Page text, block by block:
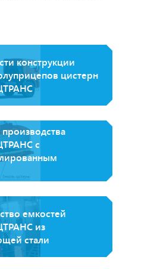
конструкции
цистерн
с
емкостей
из
стали